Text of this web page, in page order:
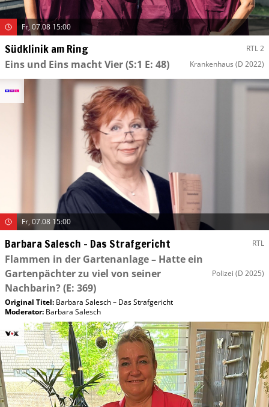
Fr, 07.08 15:00
Südklinik am Ring RTL 2
Eins und Eins macht Vier(S:1 E: 48) Krankenhaus (D 2022)
Fr, 07.08 15:00
Barbara Salesch – Das Strafgericht RTL
Flammen in der Gartenanlage – Hatte ein
Gartenpächter zu viel von seiner
Nachbarin?(E: 369)
Polizei (D 2025)
Original Titel: Barbara Salesch – Das Strafgericht
Moderator: Barbara Salesch